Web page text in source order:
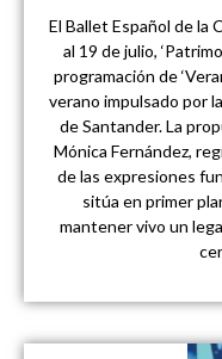
El Ballet Español de la
al 19 de julio,
programación de
verano impulsado por
de Santander. La
Mónica Fernández,
de las expresiones
sitúa en primer
mantener vivo un